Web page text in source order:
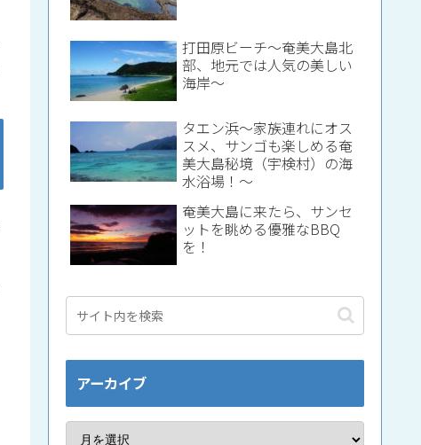
打田原ビーチ～奄美大島北
部、地元では人気の美しい
海岸～
タエン浜～家族連れにオス
スメ、サンゴも楽しめる奄
美大島秘境（宇検村）の海
水浴場！～
奄美大島に来たら、サンセ
ットを眺める優雅なBBQ
を！
アーカイブ